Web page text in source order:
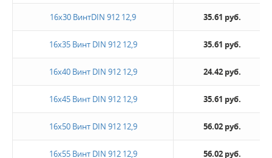
16х30 ВинтDIN 912 12,9 35.61 руб.
16х35 Винт DIN 912 12,9 35.61 руб.
16х40 Винт DIN 912 12,9 24.42 руб.
16х45 Винт DIN 912 12,9 35.61 руб.
16х50 Винт DIN 912 12,9 56.02 руб.
16х55 Винт DIN 912 12,9 56.02 руб.